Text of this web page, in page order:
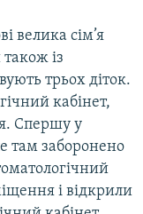
велика сім’я
із
трьох діток.
кабінет,
Спершу у
там заборонено
і відкрили